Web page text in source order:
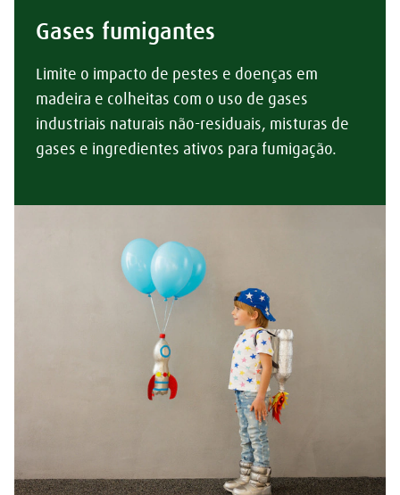
Gases fumigantes
Limite o impacto de pestes e doenças em
madeira e colheitas com o uso de gases
industriais naturais não-residuais, misturas de
gases e ingredientes ativos para fumigação.